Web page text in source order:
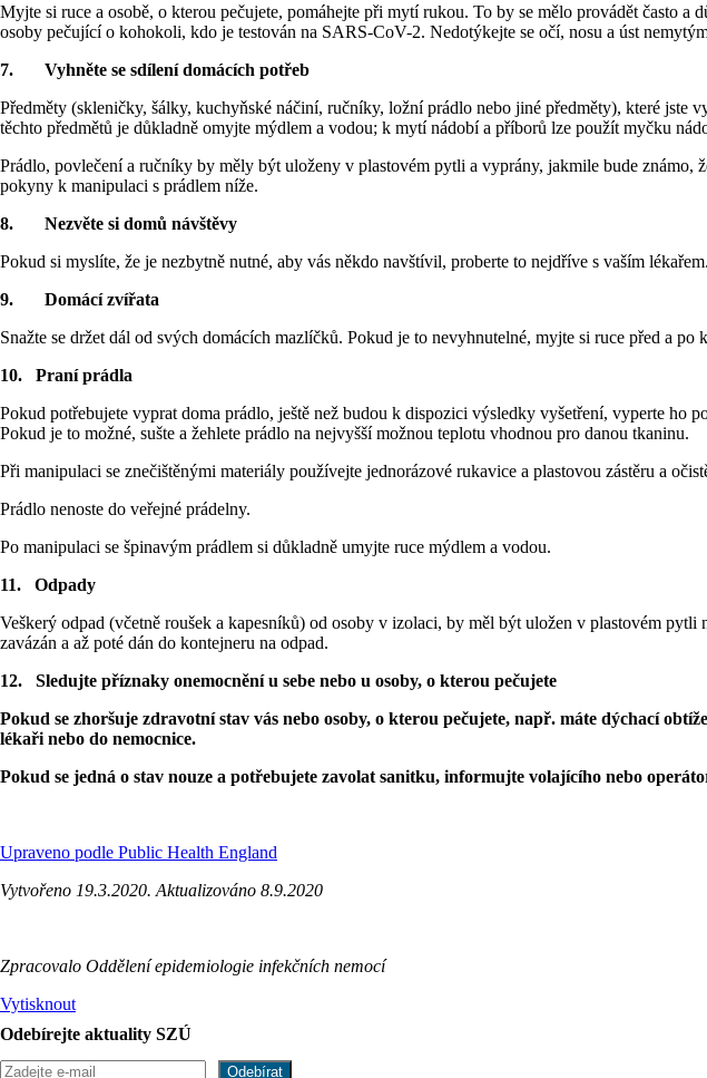
Myjte si ruce a osobě, o kterou pečujete, pomáhejte při mytí rukou. To by se mělo provádět často
osoby pečující o kohokoli, kdo je testován na SARS-CoV-2. Nedotýkejte se očí, nosu a úst
7. Vyhněte se sdílení domácích potřeb
Předměty (skleničky, šálky, kuchyňské náčiní, ručníky, ložní prádlo nebo jiné předměty), které jste
těchto předmětů je důkladně omyjte mýdlem a vodou; k mytí nádobí a příborů lze použít myčku
Prádlo, povlečení a ručníky by měly být uloženy v plastovém pytli a vyprány, jakmile bude
pokyny k manipulaci s prádlem níže.
8. Nezvěte si domů návštěvy
Pokud si myslíte, že je nezbytně nutné, aby vás někdo navštívil, proberte to nejdříve s vaším
9. Domácí zvířata
Snažte se držet dál od svých domácích mazlíčků. Pokud je to nevyhnutelné, myjte si ruce před a po
10. Praní prádla
Pokud potřebujete vyprat doma prádlo, ještě než budou k dispozici výsledky vyšetření, vyperte ho
Pokud je to možné, sušte a žehlete prádlo na nejvyšší možnou teplotu vhodnou pro danou tkaninu.
Při manipulaci se znečištěnými materiály používejte jednorázové rukavice a plastovou zástěru a
Prádlo nenoste do veřejné prádelny.
Po manipulaci se špinavým prádlem si důkladně umyjte ruce mýdlem a vodou.
11. Odpady
Veškerý odpad (včetně roušek a kapesníků) od osoby v izolaci, by měl být uložen v plastovém
zavázán a až poté dán do kontejneru na odpad.
12. Sledujte příznaky onemocnění u sebe nebo u osoby, o kterou pečujete
Pokud se zhoršuje zdravotní stav vás nebo osoby, o kterou pečujete, např. máte dýchací
lékaři nebo do nemocnice.
Pokud se jedná o stav nouze a potřebujete zavolat sanitku, informujte volajícího nebo
Upraveno podle Public Health England
Vytvořeno 19.3.2020. Aktualizováno 8.9.2020
Zpracovalo Oddělení epidemiologie infekčních nemocí
Vytisknout
Odebírejte aktuality SZÚ